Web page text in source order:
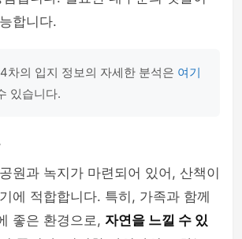
합니다.
차의 입지 정보의 자세한 분석은 여기
있습니다.
원과 녹지가 마련되어 있어, 산책이
에 적합합니다. 특히, 가족과 함께
좋은 환경으로, 자연을 느낄 수 있